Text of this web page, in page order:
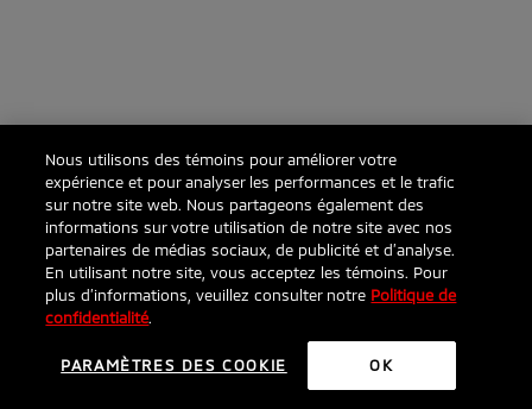
Nous utilisons des témoins pour améliorer votre
expérience et pour analyser les performances et le trafic
sur notre site web. Nous partageons également des
informations sur votre utilisation de notre site avec nos
partenaires de médias sociaux, de publicité et d’analyse.
En utilisant notre site, vous acceptez les témoins. Pour
plus d’informations, veuillez consulter notre Politique de
confidentialité.
PARAMÈTRES DES COOKIE OK